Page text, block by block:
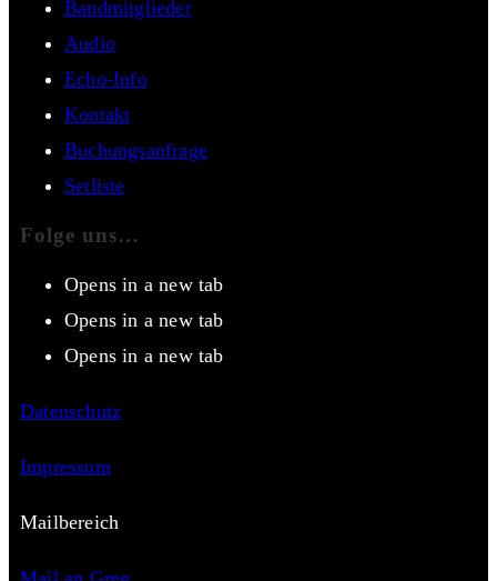
Bandmitglieder
Audio
Echo-Info
Kontakt
Buchungsanfrage
Setliste
Folge uns…
Opens in a new tab
Opens in a new tab
Opens in a new tab
Datenschutz
Impressum
Mailbereich